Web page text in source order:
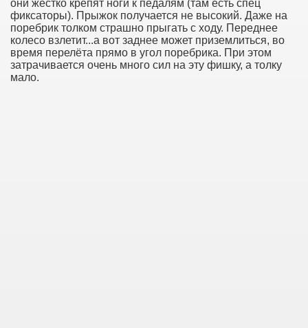
они жестко крепят ноги к педалям (там есть спец
фиксаторы). Прыжок получается не высокий. Даже на
поребрик толком страшно прыгать с ходу. Переднее
колесо взлетит...а вот заднее может приземлиться, во
время перелёта прямо в угол поребрика. При этом
затрачивается очень много сил на эту фишку, а толку
мало.